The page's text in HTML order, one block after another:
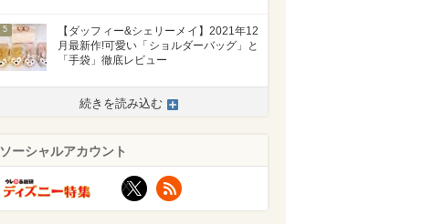
5
【ダッフィー&シェリーメイ】2021年12
月最新作!可愛い「ショルダーバッグ」と
「手袋」徹底レビュー
続きを読み込む
ソーシャルアカウント
X